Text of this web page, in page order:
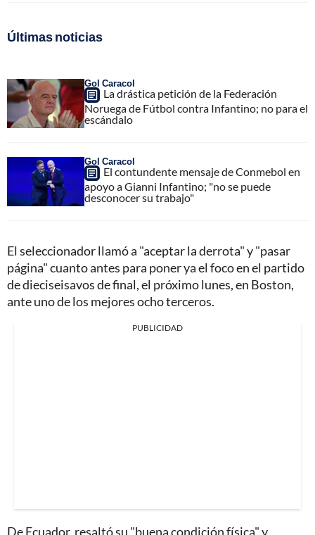
Últimas noticias
Gol Caracol
La drástica petición de la Federación
Noruega de Fútbol contra Infantino; no para el
escándalo
Gol Caracol
El contundente mensaje de Conmebol en
apoyo a Gianni Infantino; "no se puede
desconocer su trabajo"
El seleccionador llamó a "aceptar la derrota" y "pasar
página" cuanto antes para poner ya el foco en el partido
de dieciseisavos de final, el próximo lunes, en Boston,
ante uno de los mejores ocho terceros.
PUBLICIDAD
De Ecuador, resaltó su "buena condición física" y